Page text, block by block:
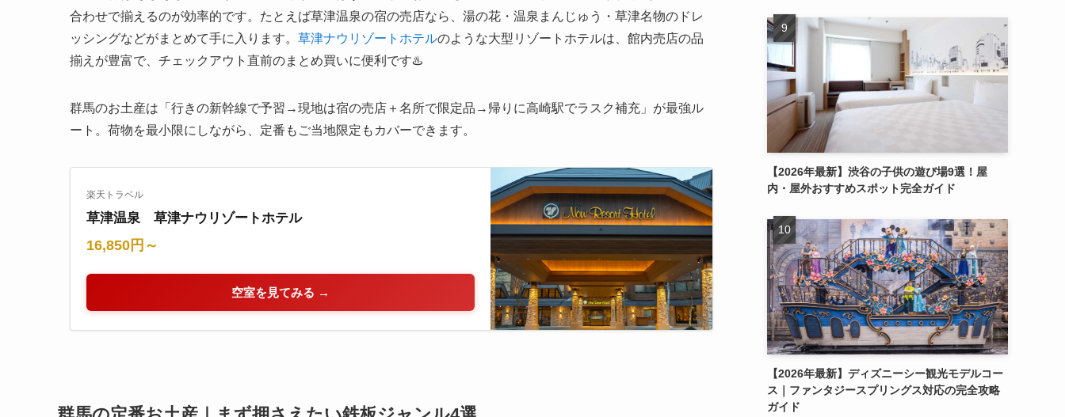
合わせで揃えるのが効率的です。たとえば草津温泉の宿の売店なら、湯の花・温泉まんじゅう・草津名物のドレ
ッシングなどがまとめて手に入ります。 草津ナウリゾートホテルのような大型リゾートホテルは、館内売店の品
揃えが豊富で、チェックアウト直前のまとめ買いに便利です♨️
群馬のお土産は「行きの新幹線で予習→現地は宿の売店＋名所で限定品→帰りに高崎駅でラスク補充」が最強ル
ート。荷物を最小限にしながら、定番もご当地限定もカバーできます。
楽天トラベル
草津温泉 草津ナウリゾートホテル
16,850円～
空室を見てみる →
【2026年最新】渋谷の子供の遊び場9選！屋
内・屋外おすすめスポット完全ガイド
【2026年最新】ディズニーシー観光モデルコー
ス｜ファンタジースプリングス対応の完全攻略
ガイド